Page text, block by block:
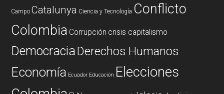
Campo Catalunya Ciencia y Tecnología Conflicto
Colombia Corrupción crisis capitalismo
DemocraciaDerechos Humanos
Economía Ecuador Educación Elecciones